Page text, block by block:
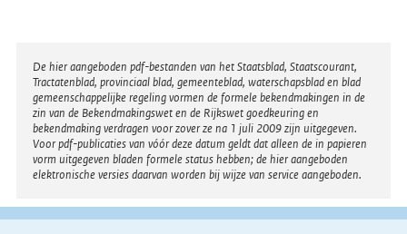
Disclaimer
De hier aangeboden pdf-bestanden van het Staatsblad, Staatscourant,
Tractatenblad, provinciaal blad, gemeenteblad, waterschapsblad en blad
gemeenschappelijke regeling vormen de formele bekendmakingen in de
zin van de Bekendmakingswet en de Rijkswet goedkeuring en
bekendmaking verdragen voor zover ze na 1 juli 2009 zijn uitgegeven.
Voor pdf-publicaties van vóór deze datum geldt dat alleen de in papieren
vorm uitgegeven bladen formele status hebben; de hier aangeboden
elektronische versies daarvan worden bij wijze van service aangeboden.